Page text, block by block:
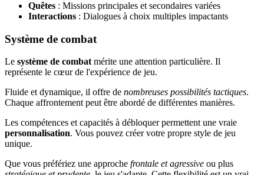
Quêtes : Missions principales et secondaires variées
Interactions : Dialogues à choix multiples impactants
Système de combat
Le système de combat mérite une attention particulière. Il
représente le cœur de l'expérience de jeu.
Fluide et dynamique, il offre de nombreuses possibilités tactiques.
Chaque affrontement peut être abordé de différentes manières.
Les compétences et capacités à débloquer permettent une vraie
personnalisation. Vous pouvez créer votre propre style de jeu
unique.
Que vous préfériez une approche frontale et agressive ou plus